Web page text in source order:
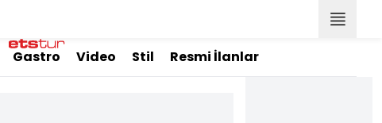
Gastro Video Stil Resmi İlanlar